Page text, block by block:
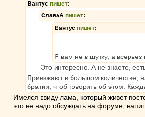
Вантус пишет:
СлаваА пишет:
Вантус пишет:
Я вам не в шутку, а всерьез
Это интересно. А не знаете,
Приезжают в большом количестве,
братии, чтоб говорить об этом.
Имелся ввиду лама, который живет
это не надо обсуждать на форуме,